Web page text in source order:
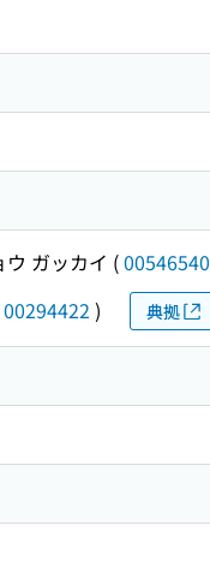
ガッカイ (00546540
00294422 ) 典拠